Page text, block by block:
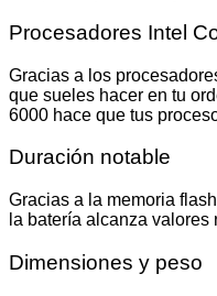
Procesadores Intel
Gracias a los
que sueles hacer en tu
6000 hace que tus
Duración notable
Gracias a la memoria
la batería alcanza
Dimensiones y peso